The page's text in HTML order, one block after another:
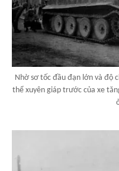
Nhờ sơ tốc đầu đạn lớn và độ
thể xuyên giáp trước của xe